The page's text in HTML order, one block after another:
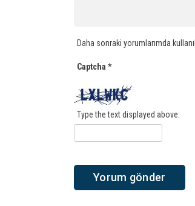
Daha sonraki yorumlarımda
Captcha *
Type the text displayed above: